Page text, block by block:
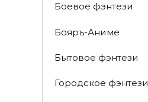
Боевое фэнтези
Бояръ-Аниме
Бытовое фэнтези
Городское фэнтези